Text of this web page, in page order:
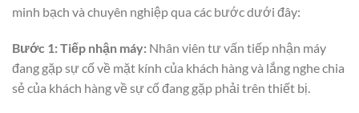
minh bạch và chuyên nghiệp qua các bước dưới đây:
Bước 1: Tiếp nhận máy: Nhân viên tư vấn tiếp nhận máy
đang gặp sự cố về mặt kính của khách hàng và lắng nghe chia
sẻ của khách hàng về sự cố đang gặp phải trên thiết bị.